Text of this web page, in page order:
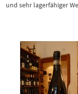
und sehr lagerfähiger